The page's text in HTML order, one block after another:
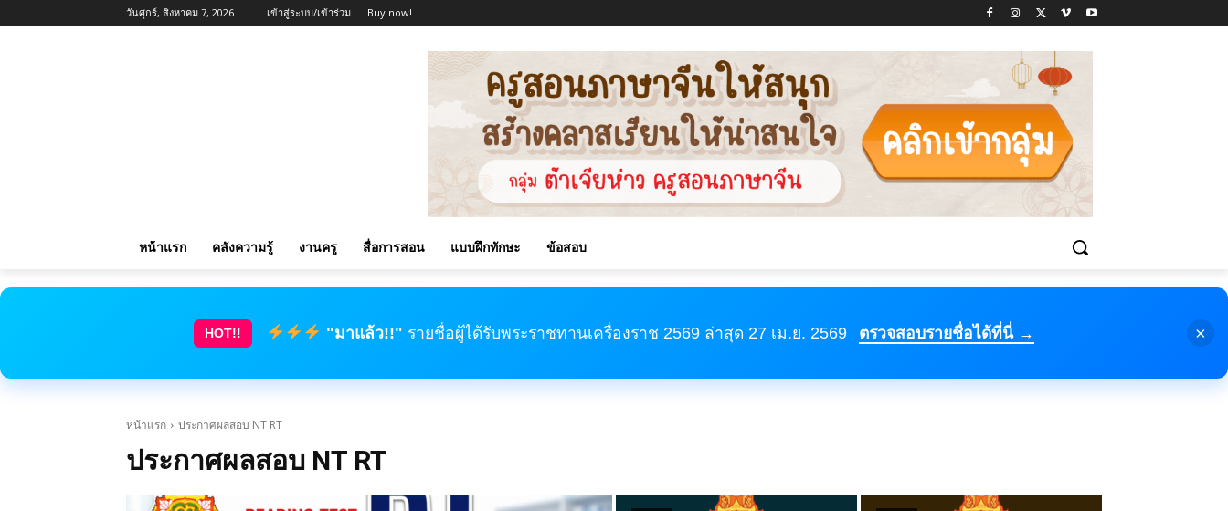
วันศุกร์, สิงหาคม 7, 2026 เข้าสู่ระบบ/เข้าร่วม Buy now!
หน้าแรก คลังความรู้ งานครู สื่อการสอน แบบฝึกทักษะ ข้อสอบ
HOT!! "มาแล้ว!!" รายชื่อผู้ได้รับพระราชทานเครื่องราช 2569 ล่าสุด 27 เม.ย. 2569 ตรวจสอบรายชื่อได้ที่นี่ → ×
หน้าแรก ประกาศผลสอบ NT RT
ประกาศผลสอบ NT RT